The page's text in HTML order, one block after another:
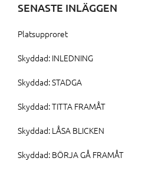
SENASTE INLÄGGEN
Platsupproret
Skyddad: INLEDNING
Skyddad: STADGA
Skyddad: TITTA FRAMÅT
Skyddad: LÅSA BLICKEN
Skyddad: BÖRJA GÅ FRAMÅT